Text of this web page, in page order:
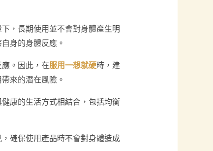
，長期使用並不會對身體產生明
身的身體反應。
。因此，在服用一想就硬時，建
來的潛在風險。
康的生活方式相結合，包括均衡
確保使用產品時不會對身體造成